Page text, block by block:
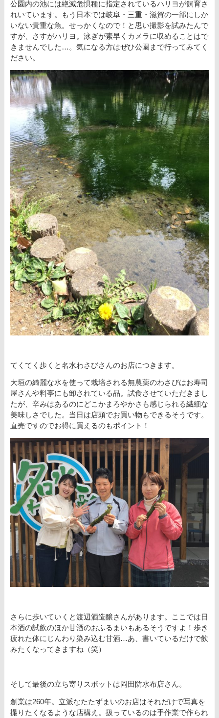
公園内の池には絶滅危惧種に指定されているハリヨが飼育さ
れいています。もう日本では岐阜・三重・滋賀の一部にしか
いない貴重な魚。せっかくなので！と思い撮影を試みたんで
すが、さすがハリヨ。泳ぎが素早くカメラに収めることはで
きませんでした…。気になる方はぜひ公園まで行ってみてく
ださい。
てくてく歩くと名水わさびさんのお店につきます。
大垣の綺麗な水を使って栽培される無農薬のわさびはお寿司
屋さんや料亭にも卸されている品。試食させていただきまし
たが、辛みはあるのにどこかまろやかさも感じられる繊細な
美味しさでした。当日は店頭でお買い物もできるそうです。
直売ですのでお得に買えるのもポイント！
さらに歩いていくと渡辺酒造醸さんがあります。ここでは日
本酒の試飲のほか甘酒のおふるまいもあるそうですよ！歩き
疲れた体にじんわり染み込む甘酒…あ、書いているだけで飲
みたくなってきますね（笑）
そして最後の立ち寄りスポットは岡田防水布店さん。
創業は260年。立派なたたずまいのお店はそれだけで写真を
撮りたくなるような店構え。扱っているのは手作業で作られ